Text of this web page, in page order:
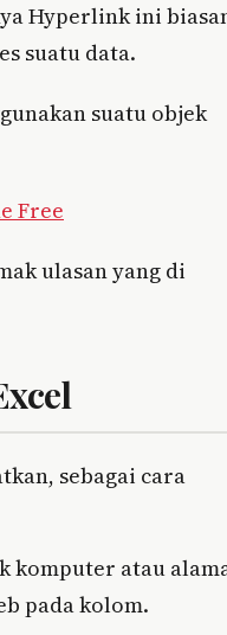
Hyperlink ini
suatu data.
suatu objek
Free
ulasan yang di
sebagai cara
komputer atau
pada kolom.